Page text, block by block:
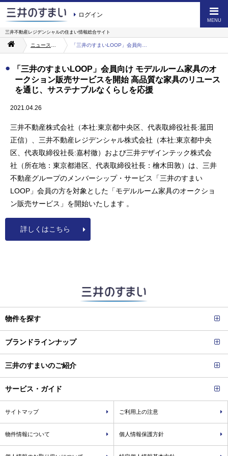
ログイン
MENU
三井不動産レジデンシャルの住まい情報総合サイト
「三井のすまいLOOP」会員向け モデルルーム家具のオ
ークション販売サービスを開始 高品質な家具のリユース
を通じ、サステナブルなくらしを応援
2021.04.26
三井不動産株式会社（本社:東京都中央区、代表取締役社長:菰田
正信）、三井不動産レジデンシャル株式会社（本社:東京都中央
区、代表取締役社長:嘉村徹）および三井デザインテック株式会
社（所在地：東京都港区、代表取締役社長：檜木田敦）は、三井
不動産グループのメンバーシップ・サービス「三井のすまい
LOOP」会員の方を対象とした「モデルルーム家具のオークショ
ン販売サービス」を開始いたします 。
詳しくはこちら
物件を探す
ブランドラインナップ
三井のすまいのご紹介
サービス・ガイド
サイトマップ ご利用上の注意
物件情報について 個人情報保護方針